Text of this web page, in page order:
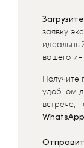
заявку
вашего
Получите
удобном
встрече,
WhatsApp